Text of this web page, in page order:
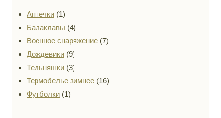
Аптечки 11
товар
Балаклавы 44
товара
Военное снаряжение 77
Дождевики 99
товаров
Тельняшки 33
товара
Термобелье зимнее 1616
Футболки 11